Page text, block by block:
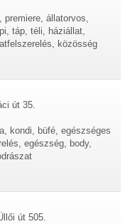
állatorvos,
táp, téli, háziállat,
közösség
út 35.
kondi, büfé, egészséges
egészség, body,
út 505.